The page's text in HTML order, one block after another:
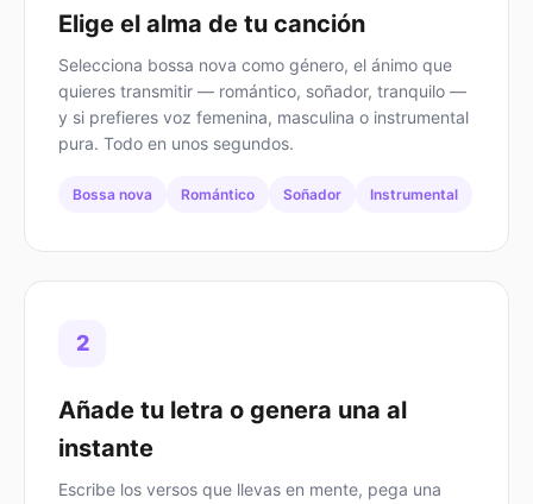
Elige el alma de tu canción
Selecciona bossa nova como género, el ánimo que
quieres transmitir — romántico, soñador, tranquilo —
y si prefieres voz femenina, masculina o instrumental
pura. Todo en unos segundos.
Bossa nova Romántico Soñador Instrumental
2
Añade tu letra o genera una al
instante
Escribe los versos que llevas en mente, pega una